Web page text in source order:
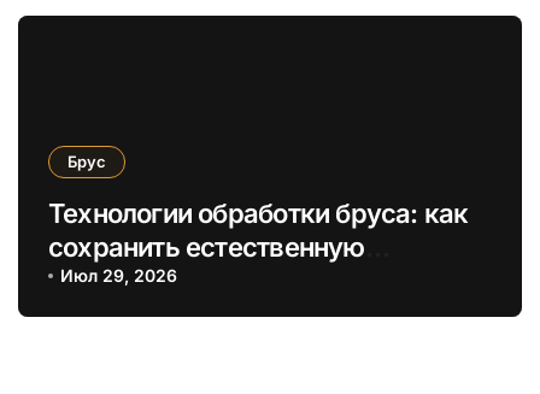
Брус
Технологии обработки бруса: как
сохранить естественную
структуру дерева
Июл 29, 2026